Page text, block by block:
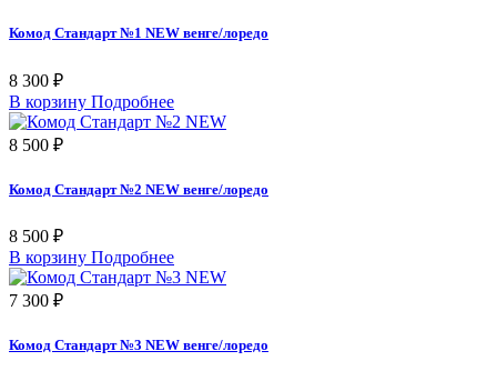
Комод Стандарт №1 NEW венге/лоредо
8 300 ₽
В корзину Подробнее
8 500 ₽
Комод Стандарт №2 NEW венге/лоредо
8 500 ₽
В корзину Подробнее
7 300 ₽
Комод Стандарт №3 NEW венге/лоредо